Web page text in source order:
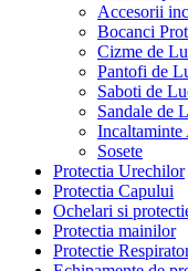
Accesorii
Bocanci
Cizme de
Pantofi de
Saboti de
Sandale de
Sosete
Protectia Urechilor
Protectia Capului
Ochelari si
Protectia mainilor
Protectie